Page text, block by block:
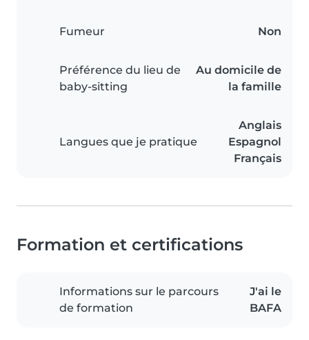
Fumeur Non
Préférence du lieu de
baby-sitting
Au domicile de
la famille
Langues que je pratique
Anglais
Espagnol
Français
Formation et certifications
Informations sur le parcours
de formation
J'ai le
BAFA